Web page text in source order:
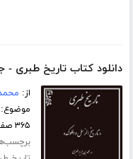
دانلود کتاب تاریخ طبری -
از:
۳۶۵ صفحه